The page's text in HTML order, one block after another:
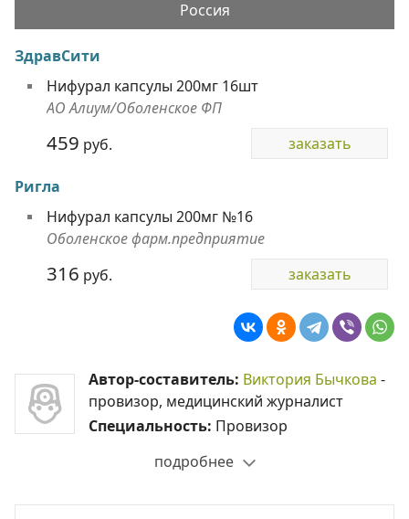
Россия
ЗдравСити
Нифурал капсулы 200мг 16шт
АО Алиум/Оболенское ФП
459 руб. заказать
Ригла
Нифурал капсулы 200мг №16
Оболенское фарм.предприятие
316 руб. заказать
Автор-составитель: Виктория Бычкова -
провизор, медицинский журналист
Специальность: Провизор
подробнее